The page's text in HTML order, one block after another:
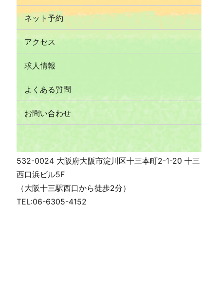
ネット予約
アクセス
求人情報
よくある質問
お問い合わせ
532-0024 大阪府大阪市淀川区十三本町2-1-20 十三
西口浜ビル5F
（大阪十三駅西口から徒歩2分）
TEL:06-6305-4152